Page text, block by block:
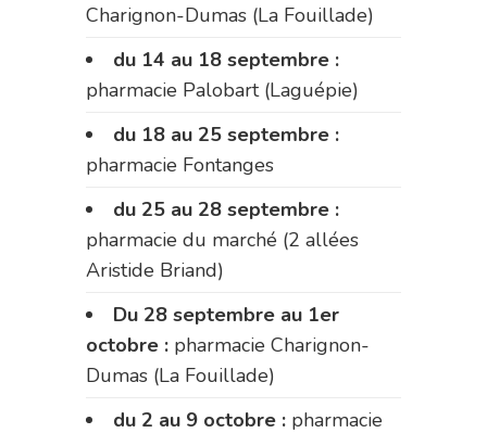
Charignon-Dumas (La Fouillade)
du 14 au 18 septembre :
pharmacie Palobart (Laguépie)
du 18 au 25 septembre :
pharmacie Fontanges
du 25 au 28 septembre :
pharmacie du marché (2 allées
Aristide Briand)
Du 28 septembre au 1er
octobre : pharmacie Charignon-
Dumas (La Fouillade)
du 2 au 9 octobre : pharmacie